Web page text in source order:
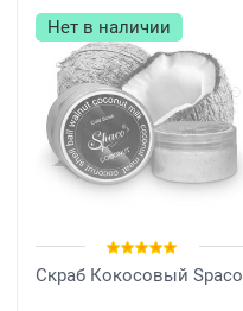
Нет в наличии
Скраб Кокосовый Spaco